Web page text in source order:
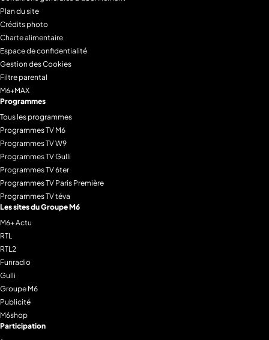
Plan du site
Crédits photo
Charte alimentaire
Espace de confidentialité
Gestion des Cookies
Filtre parental
M6+MAX
Programmes
Tous les programmes
Programmes TV M6
Programmes TV W9
Programmes TV Gulli
Programmes TV 6ter
Programmes TV Paris Première
Programmes TV téva
Les sites du Groupe M6
M6+ Actu
RTL
RTL2
Funradio
Gulli
Groupe M6
Publicité
M6shop
Participation